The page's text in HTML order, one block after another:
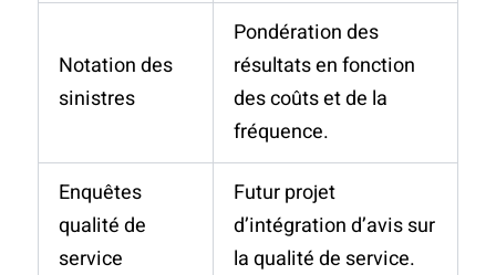
Notation des
sinistres
Pondération des
résultats en fonction
des coûts et de la
fréquence.
Enquêtes
qualité de
service
Futur projet
d’intégration d’avis sur
la qualité de service.